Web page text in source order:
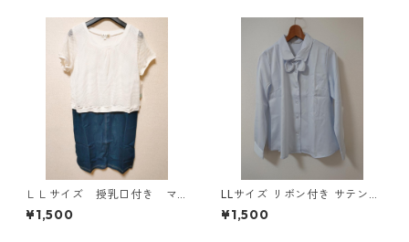
ＬＬサイズ 授乳口付き マ
タニティ ドッキングワンピ
ース ホワイト×ブルー KAE
¥1,500
LLサイズ リボン付き サテン調
シャツブラウス サックス ◆KI
Y-1301◆
¥1,500